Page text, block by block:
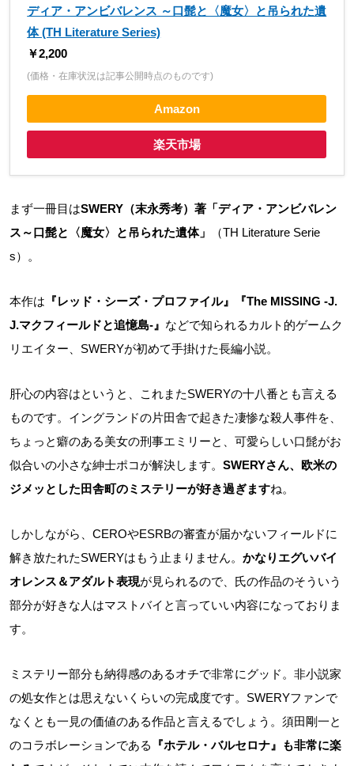
ディア・アンビバレンス ～口髭と〈魔女〉と吊られた遺
体 (TH Literature Series)
￥2,200
(価格・在庫状況は記事公開時点のものです)
Amazon
楽天市場
まず一冊目はSWERY（末永秀考）著「ディア・アンビバレン
ス～口髭と〈魔女〉と吊られた遺体」
（TH Literature Serie
s）。
本作は 『レッド・シーズ・プロファイル』『The MISSING -J.
J.マクフィールドと追憶島-』 などで知られるカルト的ゲームク
リエイター、SWERYが初めて手掛けた長編小説。
肝心の内容はというと、これまたSWERYの十八番とも言える
ものです。イングランドの片田舎で起きた凄惨な殺人事件を、
ちょっと癖のある美女の刑事エミリーと、可愛らしい口髭がお
似合いの小さな紳士ポコが解決します。 SWERYさん、欧米の
ジメッとした田舎町のミステリーが好き過ぎますね。
しかしながら、CEROやESRBの審査が届かないフィールドに
解き放たれたSWERYはもう止まりません。 かなりエグいバイ
オレンス＆アダルト表現が見られるので、氏の作品のそういう
部分が好きな人はマストバイと言っていい内容になっておりま
す。
ミステリー部分も納得感のあるオチで非常にグッド。非小説家
の処女作とは思えないくらいの完成度です。SWERYファンで
なくとも一見の価値のある作品と言えるでしょう。須田剛一と
のコラボレーションである
『ホテル・バルセロナ』も非常に楽